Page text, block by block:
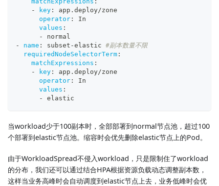
-
key :
app.deploy/zone
operator :
In
values :
-
normal
-
name : subset -elastic #副本数量不限
requiredNodeSelectorTerm :
matchExpressions :
-
key :
app.deploy/zone
operator :
In
values :
-
elastic
当workload少于100副本时，全部部署到normal节点池，超过100
个部署到elastic节点池。缩容时会优先删除elastic节点上的Pod。
由于WorkloadSpread不侵入workload，只是限制住了workload
的分布，我们还可以通过结合HPA根据资源负载动态调整副本数，
这样当业务高峰时会自动调度到elastic节点上去，业务低峰时会优